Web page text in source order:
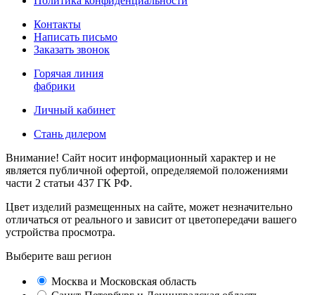
Контакты
Написать письмо
Заказать звонок
Горячая линия
фабрики
Личный кабинет
Стань дилером
Внимание! Сайт носит информационный характер и не
является публичной офертой, определяемой положениями
части 2 статьи 437 ГК РФ.
Цвет изделий размещенных на сайте, может незначительно
отличаться от реального и зависит от цветопередачи вашего
устройства просмотра.
Выберите ваш регион
Москва и Московская область